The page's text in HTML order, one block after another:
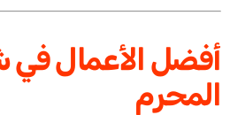
أفضل الأعمال في
المحرم